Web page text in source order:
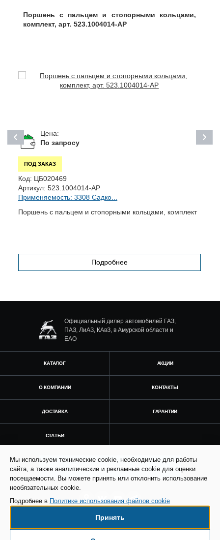
Поршень с пальцем и стопорными кольцами,
комплект, арт. 523.1004014-АР
Цена:
По запросу
ПОД ЗАКАЗ
Код: ЦБ020469
Артикул: 523.1004014-АР
Применяемость: 3308 Садко...
Поршень с пальцем и стопорными кольцами, комплект
Подробнее
Официальный дилер автомобилей ГАЗ,
ПАЗ, ЛиАЗ, КАвЗ, в Амурской области и
ЕАО
КАТАЛОГ АКЦИИ
О КОМПАНИИ КОНТАКТЫ
ДОСТАВКА ГАРАНТИИ
СТАТЬИ
Получить консультацию
© Все права защищены. Информация сайта
Мы используем технические cookie, необходимые для работы
сайта, а также аналитические и рекламные cookie для оценки
посещаемости. Вы можете принять или отклонить использование
необязательных cookie.
Подробнее в Политике использования файлов cookie
Принять